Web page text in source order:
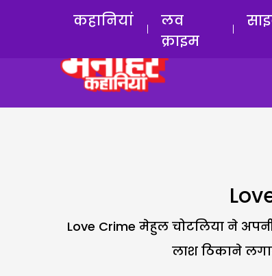
कहानियां
लव
क्राइम
Love Crime मेहुल चोटलिया ने
लाश ठिकाने